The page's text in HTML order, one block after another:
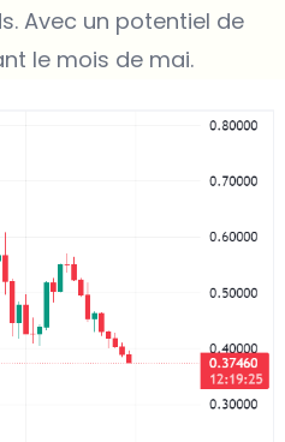
Avec un potentiel de
le mois de mai.